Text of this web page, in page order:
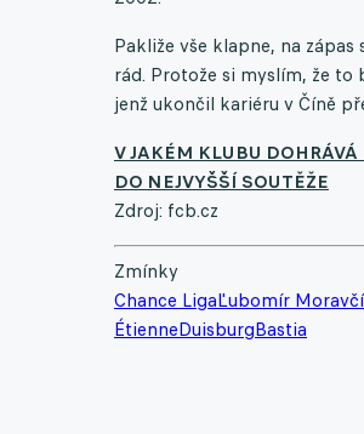
Pakliže vše klapne, na
rád. Protože si myslím, že to
jenž ukončil kariéru v Číně
V JAKÉM KLUBU
DO NEJVYŠŠÍ SOUTĚŽE
Zdroj: fcb.cz
Zmínky
Chance LigaĽubomír
ÉtienneDuisburgBastia